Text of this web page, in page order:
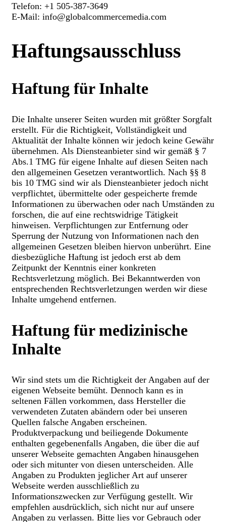
Telefon: +1 505-387-3649
E-Mail: info@globalcommercemedia.com
Haftungsausschluss
Haftung für Inhalte
Die Inhalte unserer Seiten wurden mit größter Sorgfalt
erstellt. Für die Richtigkeit, Vollständigkeit und
Aktualität der Inhalte können wir jedoch keine Gewähr
übernehmen. Als Diensteanbieter sind wir gemäß § 7
Abs.1 TMG für eigene Inhalte auf diesen Seiten nach
den allgemeinen Gesetzen verantwortlich. Nach §§ 8
bis 10 TMG sind wir als Diensteanbieter jedoch nicht
verpflichtet, übermittelte oder gespeicherte fremde
Informationen zu überwachen oder nach Umständen zu
forschen, die auf eine rechtswidrige Tätigkeit
hinweisen. Verpflichtungen zur Entfernung oder
Sperrung der Nutzung von Informationen nach den
allgemeinen Gesetzen bleiben hiervon unberührt. Eine
diesbezügliche Haftung ist jedoch erst ab dem
Zeitpunkt der Kenntnis einer konkreten
Rechtsverletzung möglich. Bei Bekanntwerden von
entsprechenden Rechtsverletzungen werden wir diese
Inhalte umgehend entfernen.
Haftung für medizinische
Inhalte
Wir sind stets um die Richtigkeit der Angaben auf der
eigenen Webseite bemüht. Dennoch kann es in
seltenen Fällen vorkommen, dass Hersteller die
verwendeten Zutaten abändern oder bei unseren
Quellen falsche Angaben erscheinen.
Produktverpackung und beiliegende Dokumente
enthalten gegebenenfalls Angaben, die über die auf
unserer Webseite gemachten Angaben hinausgehen
oder sich mitunter von diesen unterscheiden. Alle
Angaben zu Produkten jeglicher Art auf unserer
Webseite werden ausschließlich zu
Informationszwecken zur Verfügung gestellt. Wir
empfehlen ausdrücklich, sich nicht nur auf unsere
Angaben zu verlassen. Bitte lies vor Gebrauch oder